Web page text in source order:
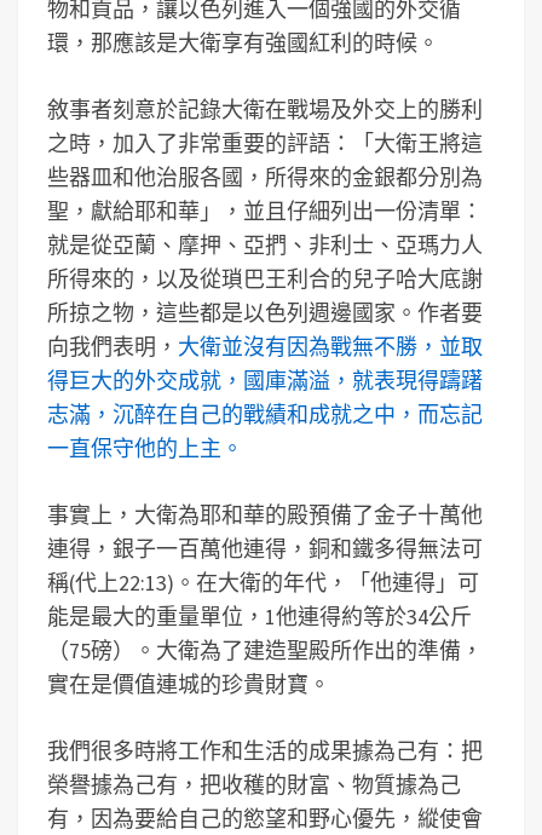
物和貢品，讓以色列進入一個強國的外交循
環，那應該是大衛享有強國紅利的時候。
敘事者刻意於記錄大衛在戰場及外交上的勝利
之時，加入了非常重要的評語：「大衛王將這
些器皿和他治服各國，所得來的金銀都分別為
聖，獻給耶和華」，並且仔細列出一份清單：
就是從亞蘭、摩押、亞捫、非利士、亞瑪力人
所得來的，以及從瑣巴王利合的兒子哈大底謝
所掠之物，這些都是以色列週邊國家。作者要
向我們表明， 大衛並沒有因為戰無不勝，並取
得巨大的外交成就，國庫滿溢，就表現得躊躇
志滿，沉醉在自己的戰績和成就之中，而忘記
一直保守他的上主。
事實上，大衛為耶和華的殿預備了金子十萬他
連得，銀子一百萬他連得，銅和鐵多得無法可
稱(代上22:13)。在大衛的年代，「他連得」可
能是最大的重量單位，1他連得約等於34公斤
（75磅）。大衛為了建造聖殿所作出的準備，
實在是價值連城的珍貴財寶。
我們很多時將工作和生活的成果據為己有：把
榮譽據為己有，把收穫的財富、物質據為己
有，因為要給自己的慾望和野心優先，縱使會